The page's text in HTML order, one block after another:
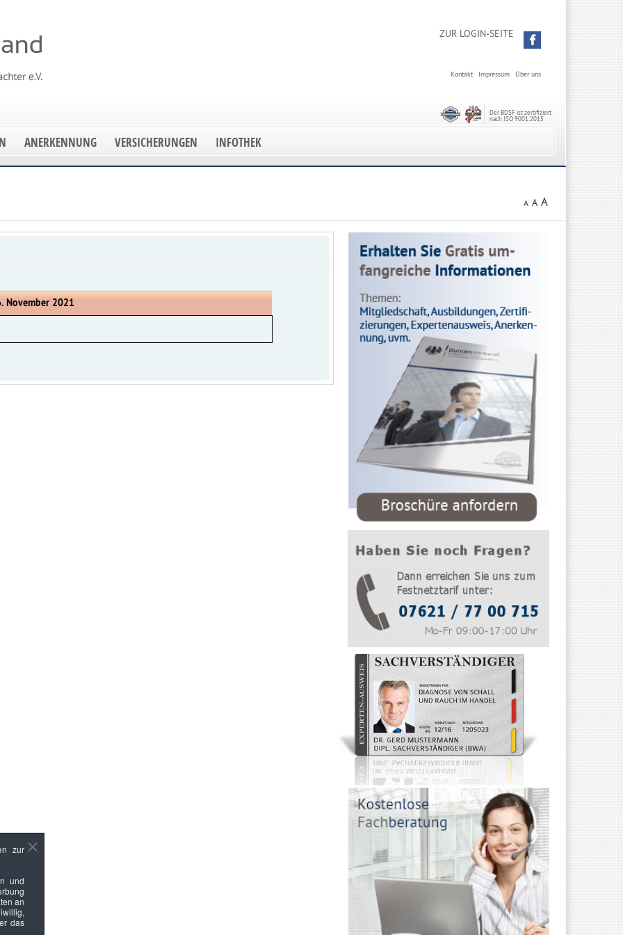
ZUR LOGIN-SEITE
Über uns
Impressum
Kontakt
Der BDSF ist zertifiziert
nach ISO 9001:2015
ANERKENNUNG VERSICHERUNGEN INFOTHEK
A A A
November 2021
zur
und
an
das